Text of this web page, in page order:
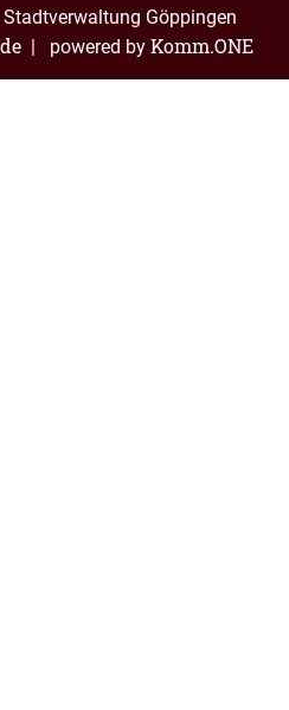
Göppingen
| powered by Komm.ONE